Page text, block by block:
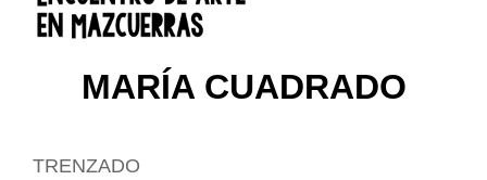
MARÍA CUADRADO
TRENZADO